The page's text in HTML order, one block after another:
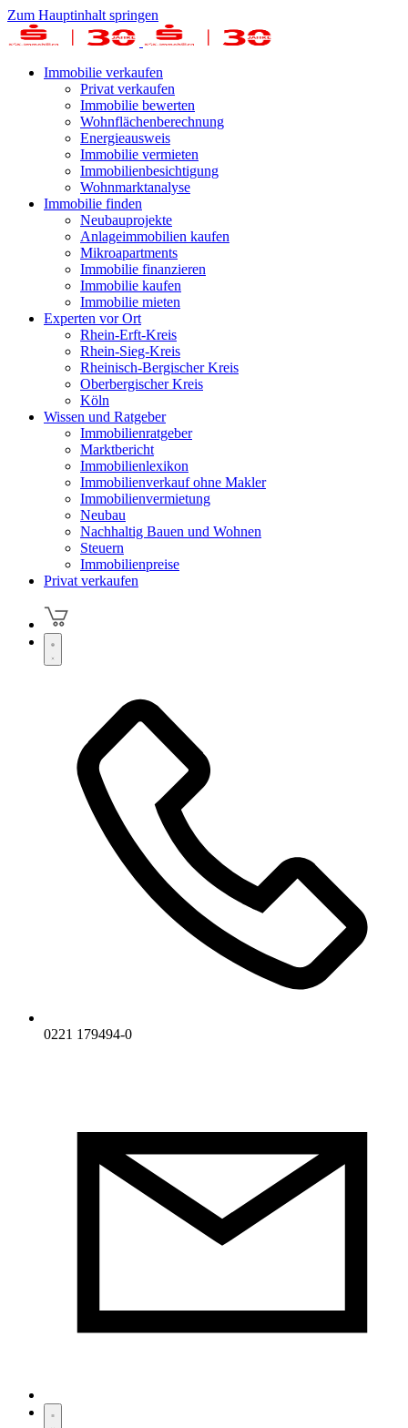
Zum Hauptinhalt springen
Immobilie verkaufen
Privat verkaufen
Immobilie bewerten
Wohnflächenberechnung
Energieausweis
Immobilie vermieten
Immobilienbesichtigung
Wohnmarktanalyse
Immobilie finden
Neubauprojekte
Anlageimmobilien kaufen
Mikroapartments
Immobilie finanzieren
Immobilie kaufen
Immobilie mieten
Experten vor Ort
Rhein-Erft-Kreis
Rhein-Sieg-Kreis
Rheinisch-Bergischer Kreis
Oberbergischer Kreis
Köln
Wissen und Ratgeber
Immobilienratgeber
Marktbericht
Immobilienlexikon
Immobilienverkauf ohne Makler
Immobilienvermietung
Neubau
Nachhaltig Bauen und Wohnen
Steuern
Immobilienpreise
Privat verkaufen
0221 179494-0